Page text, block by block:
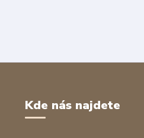
Kde nás najdete